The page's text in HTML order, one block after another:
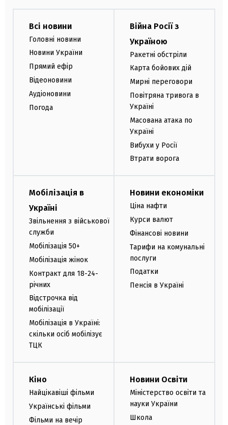
Всі новини
Головні новини
Новини України
Прямий ефір
Відеоновини
Аудіоновини
Погода
Війна Росії з
Україною
Ракетні обстріли
Карта бойових дій
Мирні переговори
Повітряна тривога в
Україні
Масована атака по
Україні
Вибухи у Росії
Втрати ворога
Мобілізація в
Україні
Звільнення з військової
служби
Мобілізація 50+
Мобілізація жінок
Контракт для 18-24-
річних
Відстрочка від
мобілізації
Мобілізація в Україні:
скільки осіб мобілізує
ТЦК
Новини економіки
Ціна нафти
Курси валют
Фінансові новини
Тарифи на комунальні
послуги
Податки
Пенсія в Україні
Кіно
Найцікавіші фільми
Українські фільми
Фільми на вечір
Новини Освіти
Міністерство освіти та
науки України
Школа